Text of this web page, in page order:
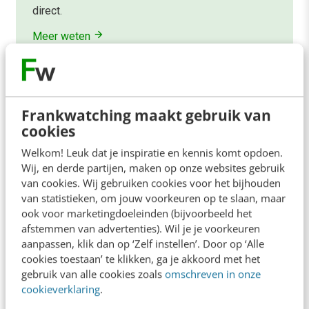
Frankwatching maakt gebruik van
cookies
Welkom! Leuk dat je inspiratie en kennis komt opdoen.
Wij, en derde partijen, maken op onze websites gebruik
van cookies. Wij gebruiken cookies voor het bijhouden
van statistieken, om jouw voorkeuren op te slaan, maar
ook voor marketingdoeleinden (bijvoorbeeld het
afstemmen van advertenties). Wil je je voorkeuren
aanpassen, klik dan op ‘Zelf instellen’. Door op ‘Alle
cookies toestaan’ te klikken, ga je akkoord met het
gebruik van alle cookies zoals omschreven in onze
cookieverklaring.
direct.
Meer weten
Contact Redactie
redactie@frankwatching.com
+31 30 200 1045
Tarieven
Meer contactopties
Frankwatching